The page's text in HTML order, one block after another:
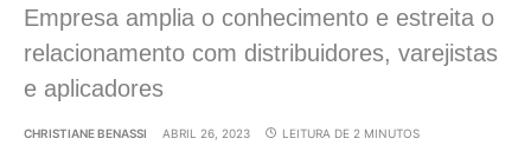
Empresa amplia o conhecimento e estreita o
relacionamento com distribuidores, varejistas
e aplicadores
CHRISTIANE BENASSI ABRIL 26, 2023 LEITURA DE 2 MINUTOS